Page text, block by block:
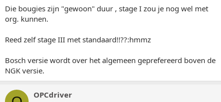
Die bougies zijn "gewoon" duur , stage I zou je nog wel met
org. kunnen.
Reed zelf stage III met standaard!!??:hmmz
Bosch versie wordt over het algemeen geprefereerd boven de
NGK versie.
OPCdriver